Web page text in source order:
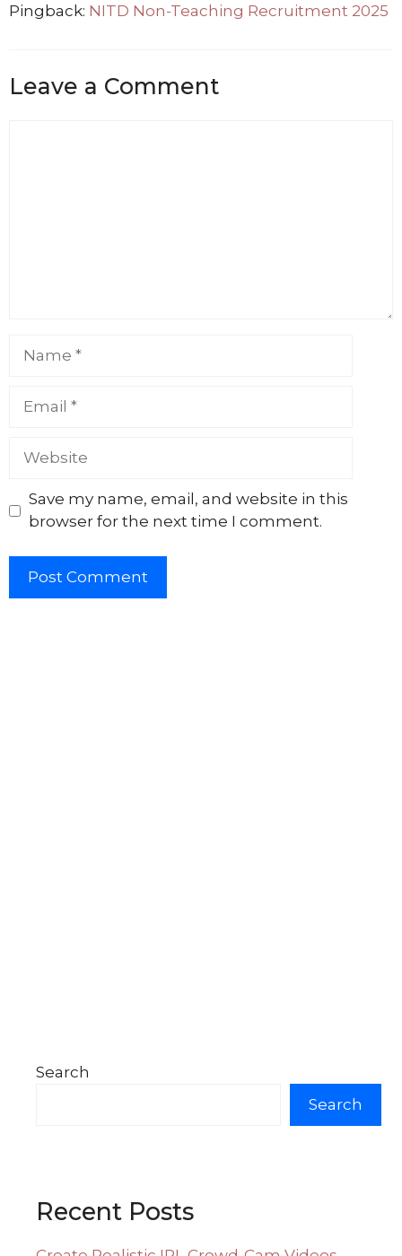
Pingback: NITD Non-Teaching Recruitment 2025
Leave a Comment
Website
Save my name, email, and website in this
browser for the next time I comment.
Search
Search
Recent Posts